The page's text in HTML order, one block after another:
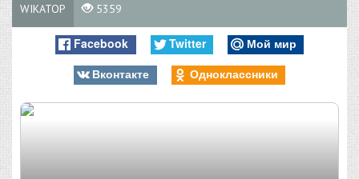
WIKATOP 5359
Facebook Twitter
Мой мир
Вконтакте
Одноклассники